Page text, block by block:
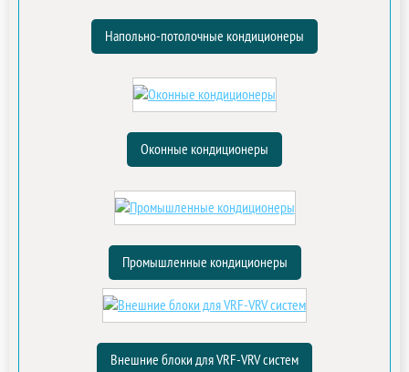
Напольно-потолочные кондиционеры
Оконные кондиционеры
Промышленные кондиционеры
Внешние блоки для VRF-VRV систем